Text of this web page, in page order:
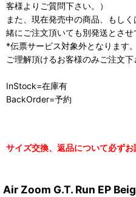
客様よりご質問下さい。）
また、現在発売中の商品、もし
緒にご注文頂いても別発送とさせ
*伝票サービス対象外となります。
ご理解頂けるお客様のみご注文下
InStock=在庫有
BackOrder=予約
サイズ交換、返品について必ずお
Air Zoom G.T. Run EP